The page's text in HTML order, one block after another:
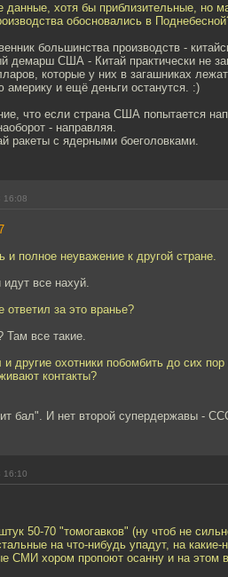
хотя бы приблизительные, но
обосновались в
большинства производств -
демарш США - Китай практически не
которые у них в загашниках
америку и ещё деньги останутся. :)
что если страна США попытается
- направляя.
ракеты с ядерными боеголовками.
16:08
и полное неуважение к другой стране.
идут все нахуй.
ответил за это вранье?
Там все такие.
другие охотники побомбить до сих
контакты?
бал". И нет второй супердержавы -
16:10
50-70 "томогавков" (ну чтоб не
на что-нибудь упадут, на
СМИ хором пропоют осанну и на этом